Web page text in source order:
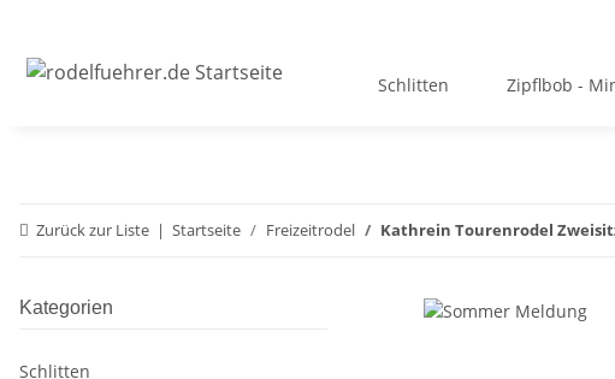
Schlitten Zipflbob -
Zurück zur Liste Startseite Freizeitrodel Kathrein Tourenrodel
Kategorien
Schlitten